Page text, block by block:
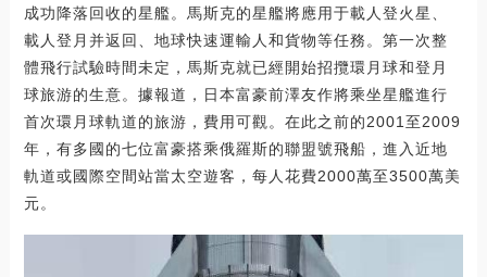
成功降落回收的星艦。馬斯克的星艦將應用于載人登火星、
載人登月并返回、地球快速運輸人和貨物等任務。第一次整
體飛行試驗時間未定，馬斯克就已經開始招攬環月球和登月
球旅游的生意。據報道，日本富豪前澤友作將乘坐星艦進行
首次環月球軌道的旅游，費用可觀。在此之前的2001至2009
年，有多國的七位富豪搭乘俄羅斯的聯盟號飛船，進入近地
軌道或國際空間站當太空遊客，每人花費2000萬至3500萬美
元。